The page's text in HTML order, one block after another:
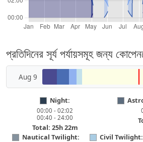
প্রতিদিনের সূর্য পর্যায়সমূহ জন্য
Aug 9
Night:
00:00 - 02:02
00:40 - 24:00
Total: 25h 22m
Nautical Twilight:
Civil Twilight: